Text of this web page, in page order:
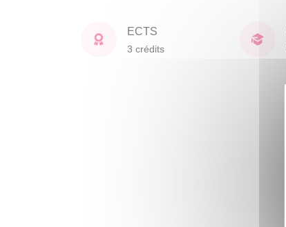
ECTS
3 crédits